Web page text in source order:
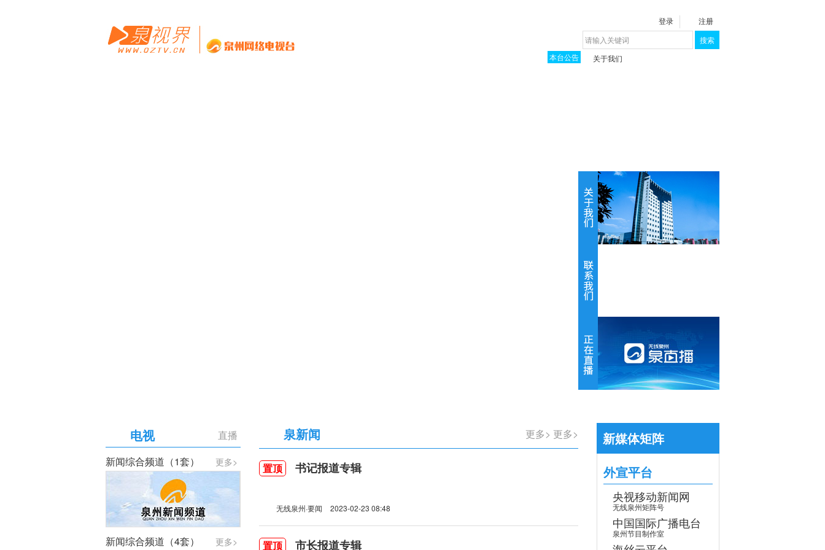
登录
注册
搜索
本台公告
关于我们
【专题】学习贯彻党的二十届四中全会
直播
电视
更多>
新闻综合频道（1套）
更多>
新闻综合频道（4套）
更多> 更多>
泉新闻
置顶 书记报道专辑
无线泉州·要闻 2023-02-23 08:48
置顶 市长报道专辑
新媒体矩阵
外宣平台
央视移动新闻网
无线泉州矩阵号
中国国际广播电台
泉州节目制作室